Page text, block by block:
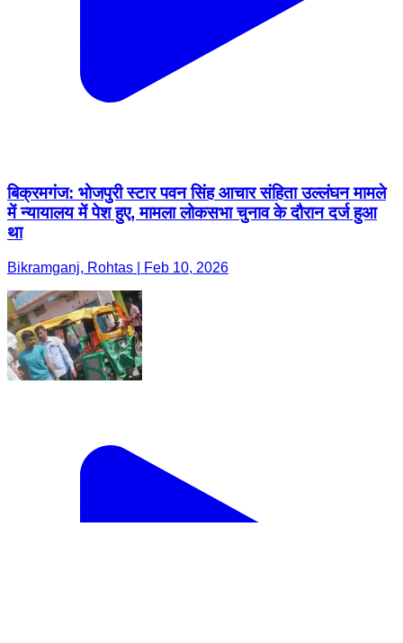
बिक्रमगंज: भोजपुरी स्टार पवन सिंह आचार संहिता उल्लंघन मामले
में न्यायालय में पेश हुए, मामला लोकसभा चुनाव के दौरान दर्ज हुआ
था
Bikramganj, Rohtas | Feb 10, 2026